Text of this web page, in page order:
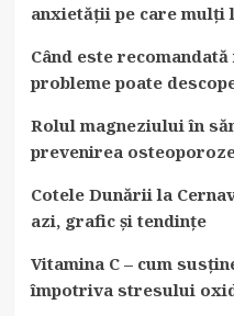
anxietății pe care mulți
Când este
probleme poate
Rolul magneziului în
prevenirea
Cotele Dunării la
azi, grafic și tendințe
Vitamina C – cum
împotriva stresului